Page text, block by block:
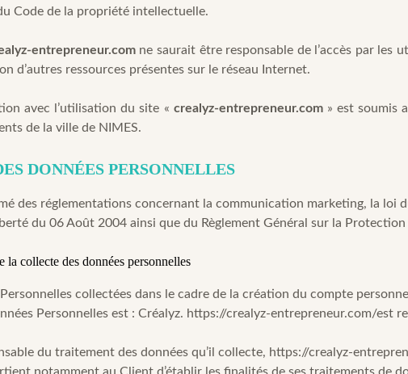
Code de la propriété intellectuelle.
entrepreneur.comne saurait être responsable de l’accès par les
d’autres ressources présentes sur le réseau Internet.
avec l’utilisation du site « crealyz-entrepreneur.com» est soumis
de la ville de NIMES.
DONNÉES PERSONNELLES
des réglementations concernant la communication marketing, la loi
du 06 Août 2004 ainsi que du Règlement Général sur la Protection
la collecte des données personnelles
collectées dans le cadre de la création du compte
Personnelles est : Créalyz. https://crealyz-entrepreneur.com/est
du traitement des données qu’il collecte, https://crealyz-